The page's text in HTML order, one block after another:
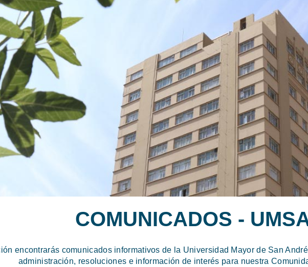
COMUNICADOS -
encontrarás comunicados informativos de la Universidad Mayor de San
administración, resoluciones e información de interés para nuestra